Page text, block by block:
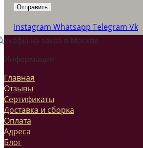
Instagram Whatsapp Telegram Vk
Информация
Главная
Отзывы
Сертификаты
Доставка и сборка
Оплата
Адреса
Блог